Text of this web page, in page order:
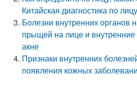
Китайская диагностика по лицу
Болезни внутренних органов
прыщей на лице и
акне
Признаки внутренних
появления кожных